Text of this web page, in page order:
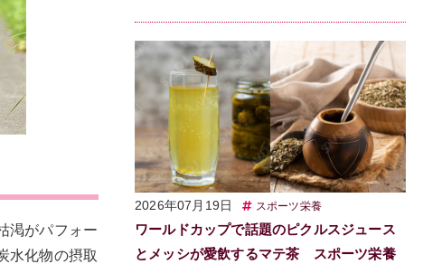
渇がパフォー
水化物の摂取
2026年07月19日 スポーツ栄養
ワールドカップで話題のピクルスジュース
とメッシが愛飲するマテ茶 スポーツ栄養